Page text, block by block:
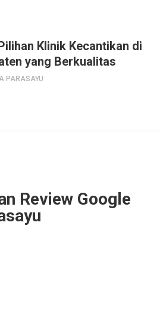
Klinik Kecantikan di
yang Berkualitas
PARASAYU
Review Google